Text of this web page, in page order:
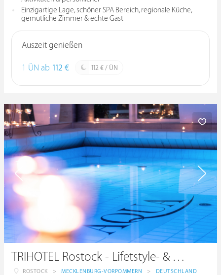
Einzigartige Lage, schöner SPA Bereich, regionale Küche,
gemütliche Zimmer & echte Gast
Auszeit genießen
1 ÜN ab 112 € 112 € / ÜN
TRIHOTEL Rostock - Lifetstyle- & Wellnesshotel
ROSTOCK > MECKLENBURG-VORPOMMERN > DEUTSCHLAND